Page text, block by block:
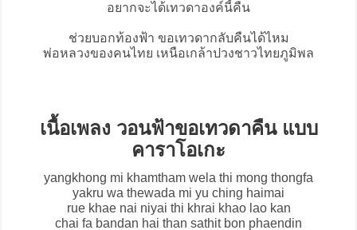
อยากจะได้เทวดาองค์นี้คืน
ช่วยบอกท้องฟ้า ขอเทวดากลับคืนได้ไหม
พ่อหลวงของคนไทย เหนือเกล้าปวงชาวไทยภูมิพล
เนื้อเพลง วอนฟ้าขอเทวดาคืน แบบ
คาราโอเกะ
yangkhong mi khamtham wela thi mong thongfa
yakru wa thewada mi yu ching haimai
rue khae nai niyai thi khrai khao lao kan
chai fa bandan hai than sathit bon phaendin